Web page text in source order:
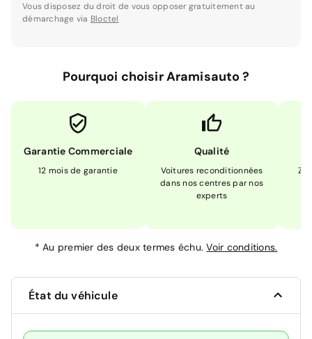
Vous disposez du droit de vous opposer gratuitement au
démarchage via Bloctel
Pourquoi choisir Aramisauto ?
Garantie Commerciale
12 mois de garantie
Qualité
Voitures reconditionnées
dans nos centres par nos
experts
*Au premier des deux termes échu.Voir conditions.
État du véhicule